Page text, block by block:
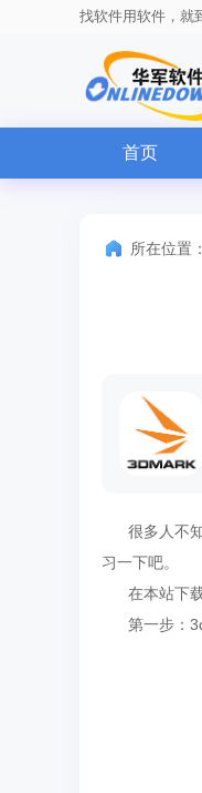
找软件用软件，就
首页
所在位置：
很多人不知
习一下吧。
在本站下载
第一步：